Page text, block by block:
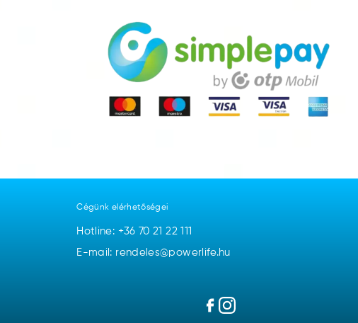
Cégünk elérhetőségei
Hotline: +36 70 21 22 111
E-mail: rendeles@powerlife.hu